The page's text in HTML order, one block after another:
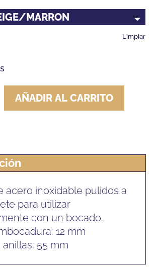
Limpiar
AÑADIR AL CARRITO
acero inoxidable pulidos a
para utilizar
con un bocado.
12 mm
55 mm